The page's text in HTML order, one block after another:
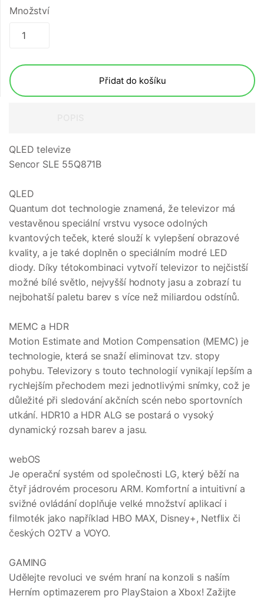
Množství
Přidat do košíku
QLED televize
Sencor SLE 55Q871B
QLED
Quantum dot technologie znamená, že televizor má
vestavěnou speciální vrstvu vysoce odolných
kvantových teček, které slouží k vylepšení obrazové
kvality, a je také doplněn o speciálním modré LED
diody. Díky tétokombinaci vytvoří televizor to nejčistší
možné bílé světlo, nejvyšší hodnoty jasu a zobrazí tu
nejbohatší paletu barev s více než miliardou odstínů.
MEMC a HDR
Motion Estimate and Motion Compensation (MEMC) je
technologie, která se snaží eliminovat tzv. stopy
pohybu. Televizory s touto technologií vynikají lepším a
rychlejším přechodem mezi jednotlivými snímky, což je
důležité při sledování akčních scén nebo sportovních
utkání. HDR10 a HDR ALG se postará o vysoký
dynamický rozsah barev a jasu.
webOS
Je operační systém od společnosti LG, který běží na
čtyř jádrovém procesoru ARM. Komfortní a intuitivní a
svižné ovládání doplňuje velké množství aplikací i
filmoték jako například HBO MAX, Disney+, Netflix či
českých O2TV a VOYO.
GAMING
Udělejte revoluci ve svém hraní na konzoli s naším
Herním optimazerem pro PlayStaion a Xbox! Zažijte